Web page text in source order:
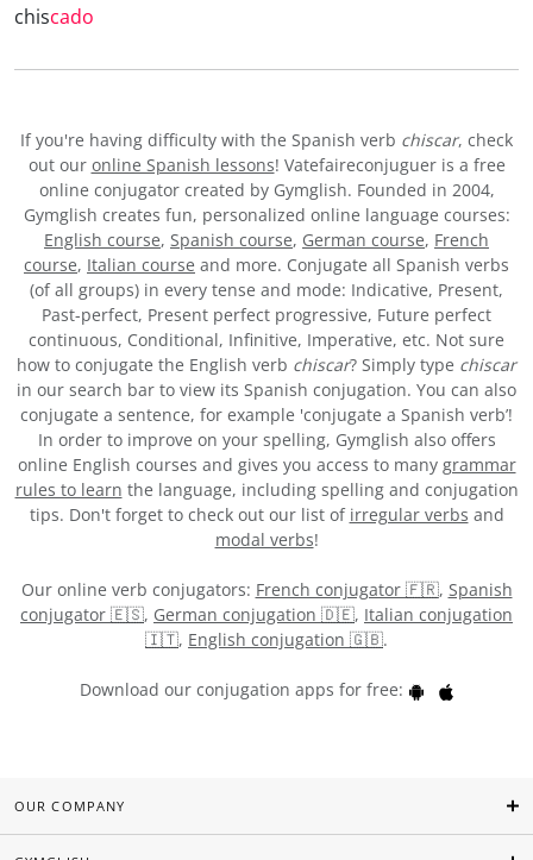
chiscado
If you're having difficulty with the Spanish verb chiscar, check
out our online Spanish lessons! Vatefaireconjuguer is a free
online conjugator created by Gymglish. Founded in 2004,
Gymglish creates fun, personalized online language courses:
English course, Spanish course, German course, French
course, Italian course and more. Conjugate all Spanish verbs
(of all groups) in every tense and mode: Indicative, Present,
Past-perfect, Present perfect progressive, Future perfect
continuous, Conditional, Infinitive, Imperative, etc. Not sure
how to conjugate the English verb chiscar? Simply type chiscar
in our search bar to view its Spanish conjugation. You can also
conjugate a sentence, for example 'conjugate a Spanish verb’!
In order to improve on your spelling, Gymglish also offers
online English courses and gives you access to many grammar
rules to learn the language, including spelling and conjugation
tips. Don't forget to check out our list of irregular verbs and
modal verbs!
Our online verb conjugators: French conjugator 🇫🇷, Spanish
conjugator 🇪🇸, German conjugation 🇩🇪, Italian conjugation
🇮🇹, English conjugation 🇬🇧.
Download our conjugation apps for free:
OUR COMPANY